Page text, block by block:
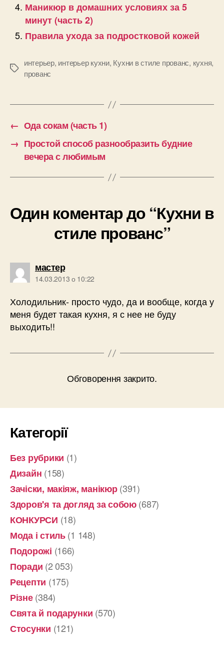
Маникюр в домашних условиях за 5
минут (часть 2)
Правила ухода за подростковой кожей
Позначки
интерьер, интерьер кухни, Кухни в стиле прованс, кухня,
прованс
← Ода сокам (часть 1)
→ Простой способ разнообразить будние
вечера с любимым
Один коментар до “Кухни в
стиле прованс”
мастерговорить:
14.03.2013 о 10:22
Холодильник- просто чудо, да и вообще, когда у
меня будет такая кухня, я с нее не буду
выходить!!
Обговорення закрито.
Категорії
Без рубрики (1)
Дизайн (158)
Зачіски, макіяж, манікюр(391)
Здоров'я та догляд за собою(687)
КОНКУРСИ (18)
Мода і стиль(1 148)
Подорожі (166)
Поради (2 053)
Рецепти (175)
Різне(384)
Свята й подарунки (570)
Стосунки (121)